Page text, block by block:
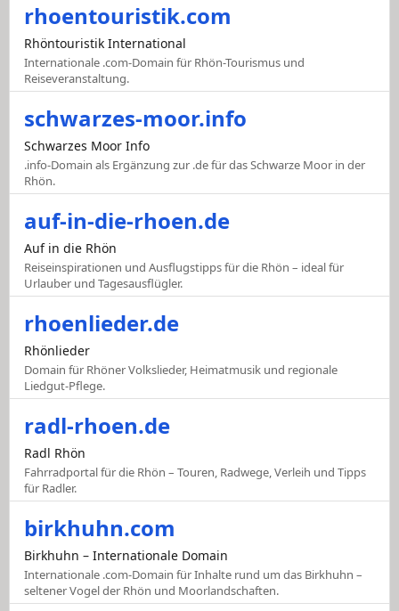
rhoentouristik.com
Rhöntouristik International
Internationale .com-Domain für Rhön-Tourismus und
Reiseveranstaltung.
schwarzes-moor.info
Schwarzes Moor Info
.info-Domain als Ergänzung zur .de für das Schwarze Moor in der
Rhön.
auf-in-die-rhoen.de
Auf in die Rhön
Reiseinspirationen und Ausflugstipps für die Rhön – ideal für
Urlauber und Tagesausflügler.
rhoenlieder.de
Rhönlieder
Domain für Rhöner Volkslieder, Heimatmusik und regionale
Liedgut-Pflege.
radl-rhoen.de
Radl Rhön
Fahrradportal für die Rhön – Touren, Radwege, Verleih und Tipps
für Radler.
birkhuhn.com
Birkhuhn – Internationale Domain
Internationale .com-Domain für Inhalte rund um das Birkhuhn –
seltener Vogel der Rhön und Moorlandschaften.